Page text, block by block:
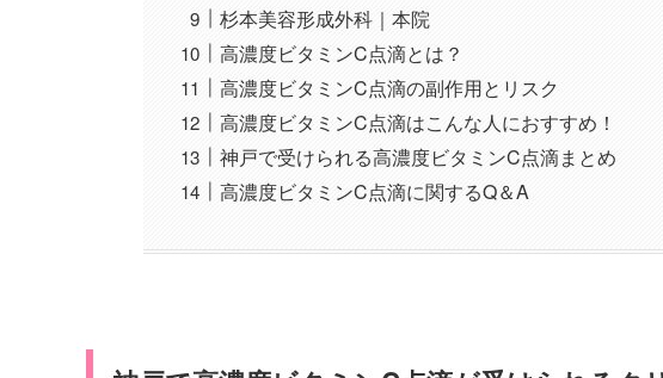
杉本美容形成外科｜本院
高濃度ビタミンC点滴とは？
高濃度ビタミンC点滴の副作用とリスク
高濃度ビタミンC点滴はこんな人におすすめ！
神戸で受けられる高濃度ビタミンC点滴まとめ
高濃度ビタミンC点滴に関するQ＆A